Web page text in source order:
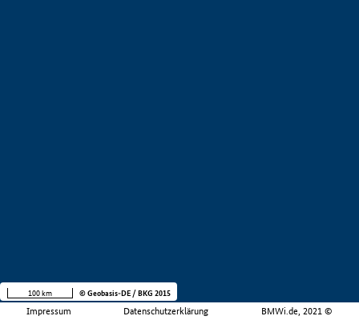
Impressum Datenschutzerklärung BMWi.de, 2021 ©
100 km © Geobasis-DE / BKG 2015